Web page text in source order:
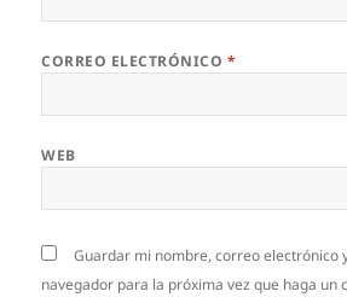
CORREO ELECTRÓNICO *
WEB
Guardar mi nombre, correo electrónico
navegador para la próxima vez que haga un